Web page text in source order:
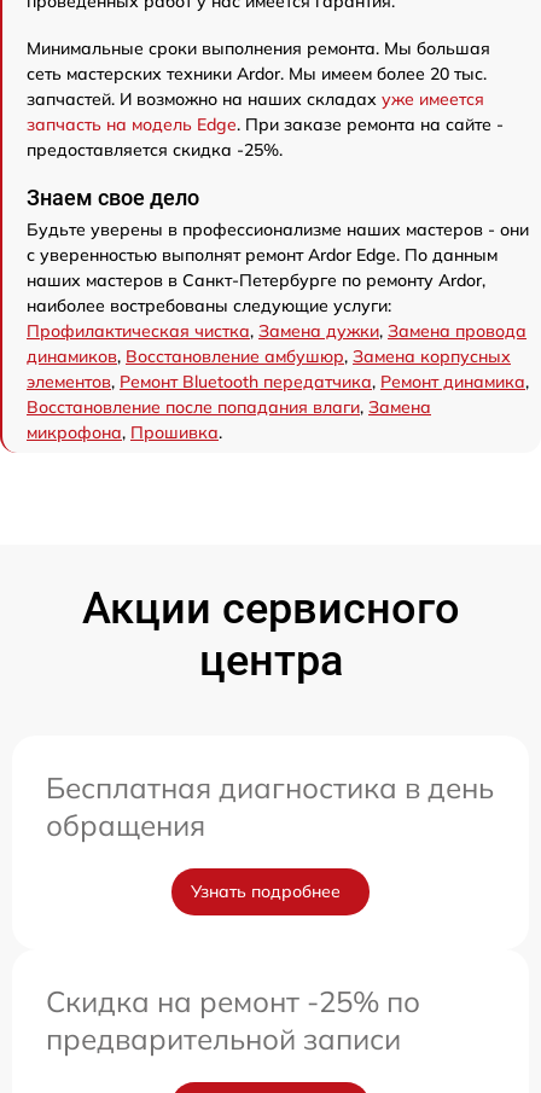
Минимальные сроки выполнения ремонта. Мы большая
сеть мастерских техники Ardor. Мы имеем более 20 тыс.
запчастей. И возможно на наших складах уже имеется
запчасть на модель Edge. При заказе ремонта на сайте -
предоставляется скидка -25%.
Знаем свое дело
Будьте уверены в профессионализме наших мастеров - они
с уверенностью выполнят ремонт Ardor Edge. По данным
наших мастеров в Санкт-Петербурге по ремонту Ardor,
наиболее востребованы следующие услуги:
Профилактическая чистка, Замена дужки, Замена провода
динамиков, Восстановление амбушюр, Замена корпусных
элементов, Ремонт Bluetooth передатчика, Ремонт динамика,
Восстановление после попадания влаги, Замена
микрофона, Прошивка.
Акции сервисного
центра
Бесплатная диагностика в день
обращения
Узнать подробнее
Скидка на ремонт -25% по
предварительной записи